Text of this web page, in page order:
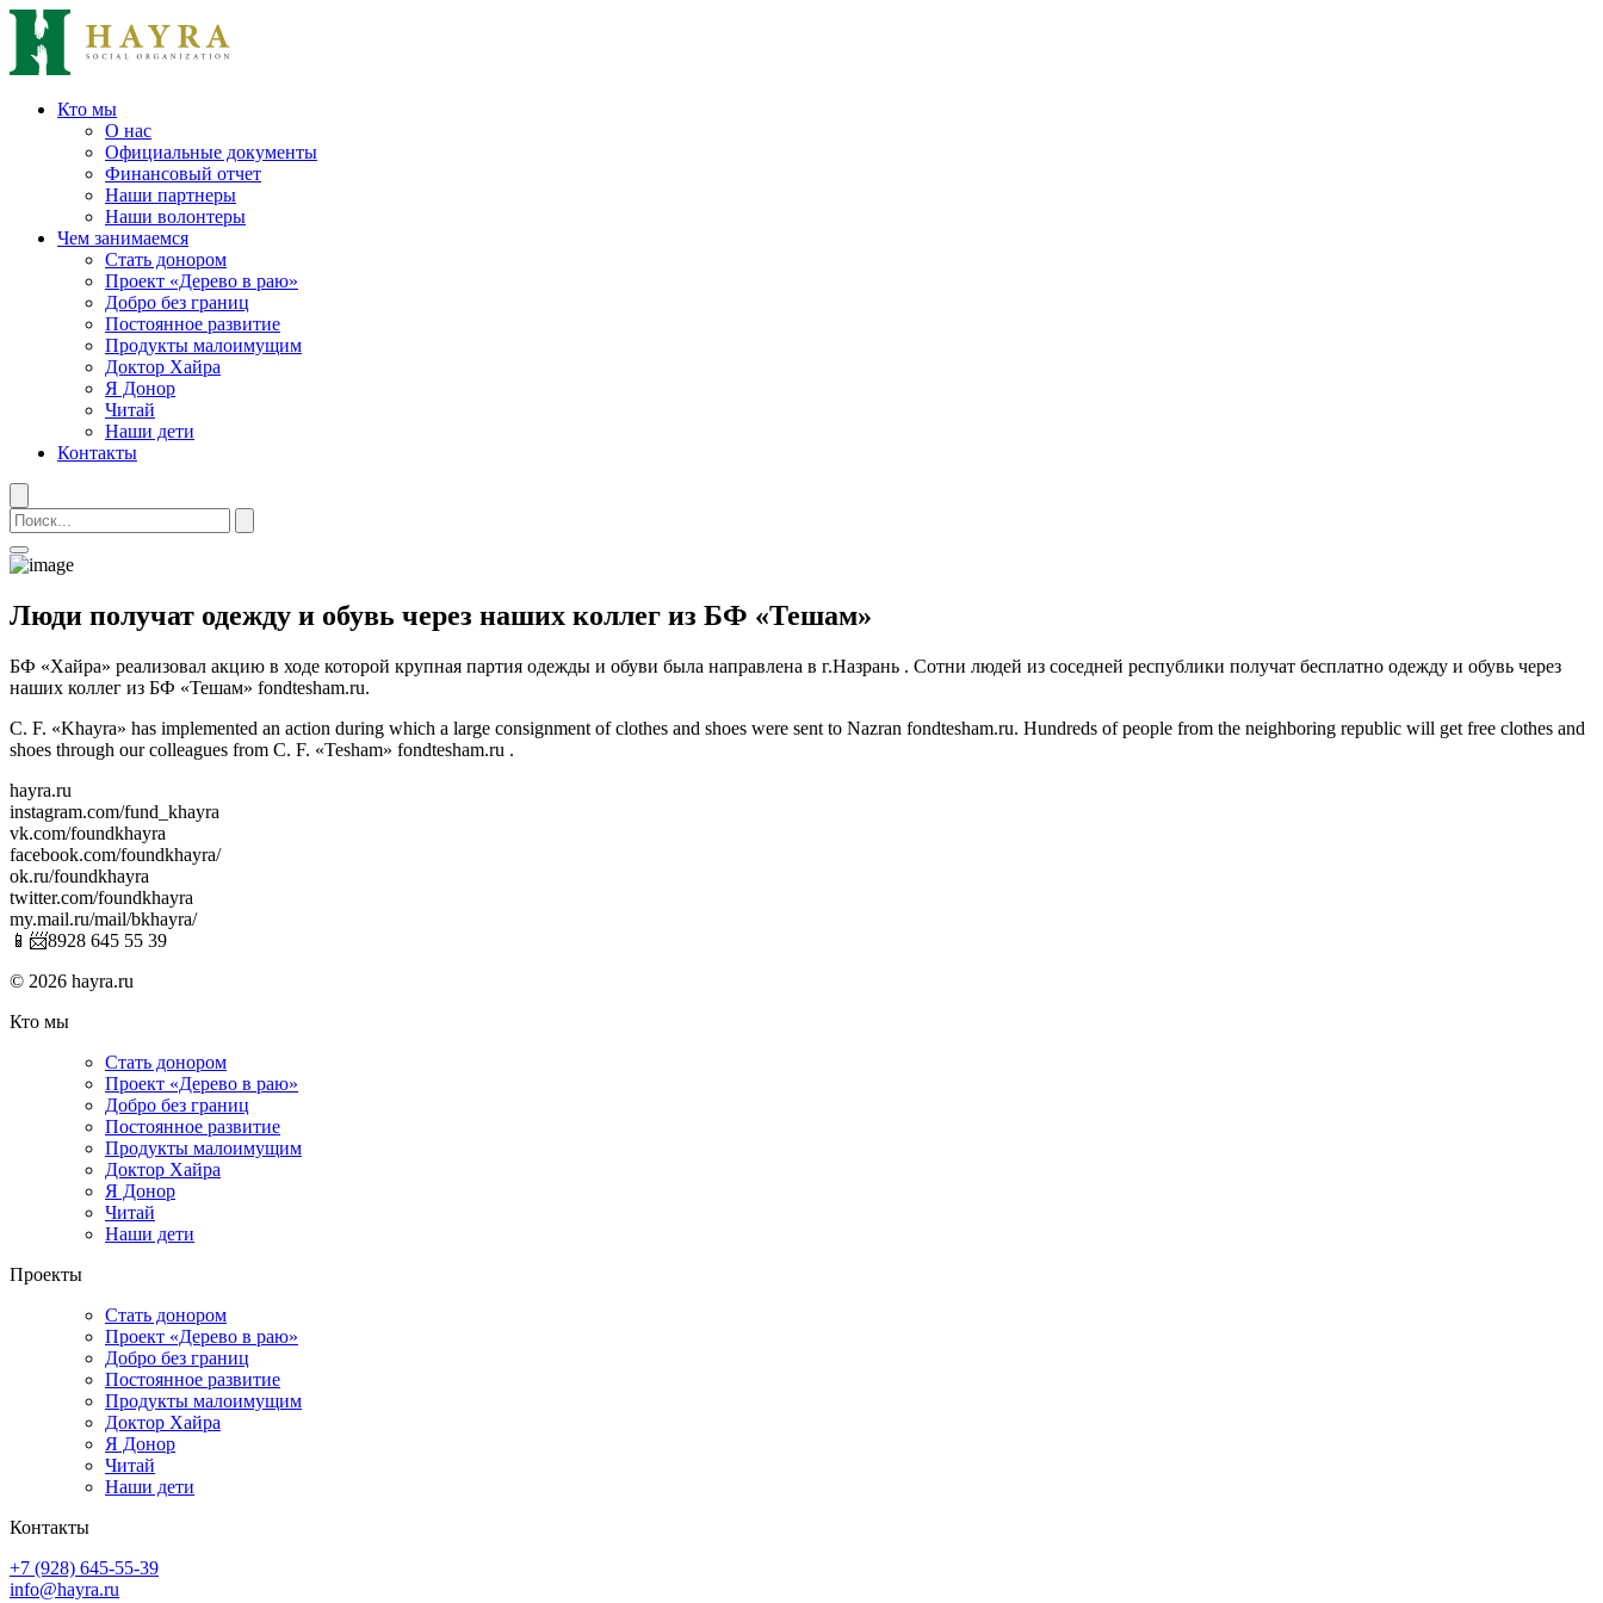
Кто мы
О нас
Официальные документы
Финансовый отчет
Наши партнеры
Наши волонтеры
Чем занимаемся
Стать донором
Проект «Дерево в раю»
Добро без границ
Постоянное развитие
Продукты малоимущим
Доктор Хайра
Я Донор
Читай
Наши дети
Контакты
Люди получат одежду и обувь через наших коллег из БФ «Тешам»
БФ «Хайра» реализовал акцию в ходе которой крупная партия одежды и обуви была направлена в г.Назрань . Сотни людей из соседней республики получат бесплатно одежду и обувь через
наших коллег из БФ «Тешам» fondtesham.ru.
C. F. «Khayra» has implemented an action during which a large consignment of clothes and shoes were sent to Nazran fondtesham.ru. Hundreds of people from the neighboring republic will get free clothes and
shoes through our colleagues from C. F. «Tesham» fondtesham.ru .
hayra.ru
instagram.com/fund_khayra
vk.com/foundkhayra
facebook.com/foundkhayra/
ok.ru/foundkhayra
twitter.com/foundkhayra
my.mail.ru/mail/bkhayra/
📱📨8928 645 55 39
© 2026 hayra.ru
Кто мы
Стать донором
Проект «Дерево в раю»
Добро без границ
Постоянное развитие
Продукты малоимущим
Доктор Хайра
Я Донор
Читай
Наши дети
Проекты
Стать донором
Проект «Дерево в раю»
Добро без границ
Постоянное развитие
Продукты малоимущим
Доктор Хайра
Я Донор
Читай
Наши дети
Контакты
+7 (928) 645-55-39
info@hayra.ru